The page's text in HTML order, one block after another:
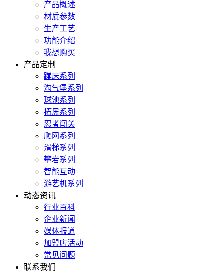
产品概述
材质参数
生产工艺
功能介绍
我想购买
产品定制
蹦床系列
淘气堡系列
球池系列
拓展系列
忍者闯关
爬网系列
滑梯系列
攀岩系列
智能互动
游艺机系列
动态资讯
行业百科
企业新闻
媒体报道
加盟店活动
常见问题
联系我们